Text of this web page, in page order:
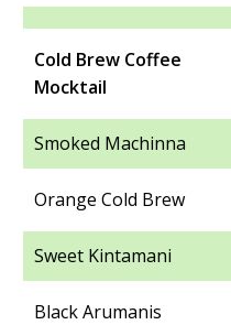
Cold Brew Coffee
Mocktail
Smoked Machinna
Orange Cold Brew
Sweet Kintamani
Black Arumanis